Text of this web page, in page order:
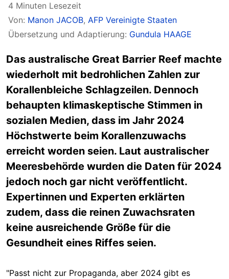
4 Minuten Lesezeit
Von: Manon JACOB, AFP Vereinigte Staaten
Übersetzung und Adaptierung: Gundula HAAGE
Das australische Great Barrier Reef machte
wiederholt mit bedrohlichen Zahlen zur
Korallenbleiche Schlagzeilen. Dennoch
behaupten klimaskeptische Stimmen in
sozialen Medien, dass im Jahr 2024
Höchstwerte beim Korallenzuwachs
erreicht worden seien. Laut australischer
Meeresbehörde wurden die Daten für 2024
jedoch noch gar nicht veröffentlicht.
Expertinnen und Experten erklärten
zudem, dass die reinen Zuwachsraten
keine ausreichende Größe für die
Gesundheit eines Riffes seien.
"Passt nicht zur Propaganda, aber 2024 gibt es